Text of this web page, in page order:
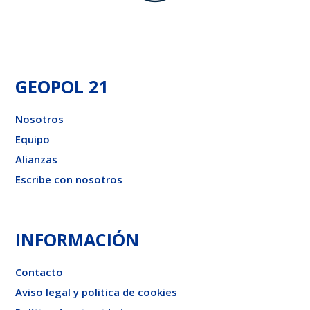
GEOPOL 21
Nosotros
Equipo
Alianzas
Escribe con nosotros
INFORMACIÓN
Contacto
Aviso legal y politica de cookies